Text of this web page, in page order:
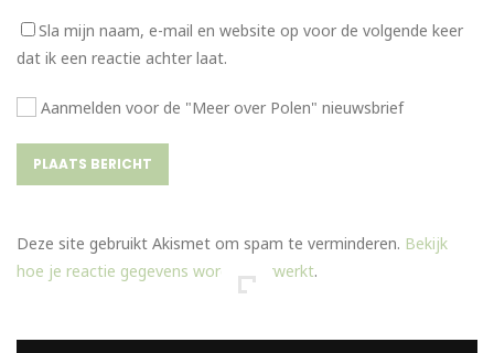
Sla mijn naam, e-mail en website op voor de volgende keer
dat ik een reactie achter laat.
Aanmelden voor de "Meer over Polen" nieuwsbrief
Deze site gebruikt Akismet om spam te verminderen. Bekijk
hoe je reactie gegevens worden verwerkt.